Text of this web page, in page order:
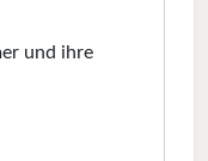
und ihre